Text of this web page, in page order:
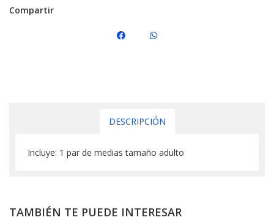
Compartir
DESCRIPCIÓN
Incluye: 1 par de medias tamaño adulto
TAMBIÉN TE PUEDE INTERESAR